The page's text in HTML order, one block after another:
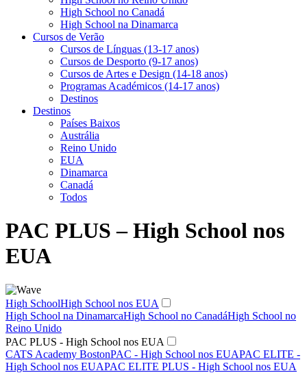
High School no Canadá
High School na Dinamarca
Cursos de Verão
Cursos de Línguas (13-17 anos)
Cursos de Desporto (9-17 anos)
Cursos de Artes e Design (14-18 anos)
Programas Académicos (14-17 anos)
Destinos
Destinos
Países Baixos
Austrália
Reino Unido
EUA
Dinamarca
Canadá
Todos
PAC PLUS – High School nos
EUA
High SchoolHigh School nos EUA
High School na DinamarcaHigh School no CanadáHigh School no
Reino Unido
PAC PLUS - High School nos EUA
CATS Academy BostonPAC - High School nos EUAPAC ELITE -
High School nos EUAPAC ELITE PLUS - High School nos EUA